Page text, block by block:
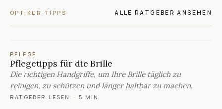
OPTIKER-TIPPS ALLE RATGEBER ANSEHEN
PFLEGE
Pflegetipps für die Brille
Die richtigen Handgriffe, um Ihre Brille täglich zu
reinigen, zu schützen und länger haltbar zu machen.
RATGEBER LESEN · 5 MIN